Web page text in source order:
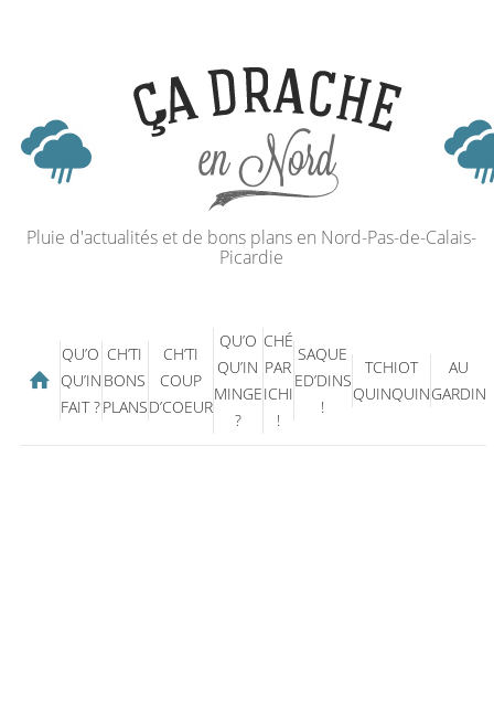
Pluie d'actualités et de bons plans en Nord-Pas-de-Calais-
Picardie
QU’O
QU’IN
FAIT ?
CH’TI
BONS
PLANS
CH’TI
COUP
D’COEUR
QU’O
QU’IN
MINGE
?
CHÉ
PAR
ICHI
!
SAQUE
ED’DINS
!
TCHIOT
QUINQUIN
AU
GARDIN